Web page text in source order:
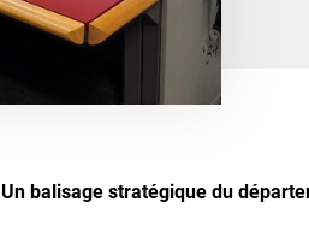
Un balisage stratégique du